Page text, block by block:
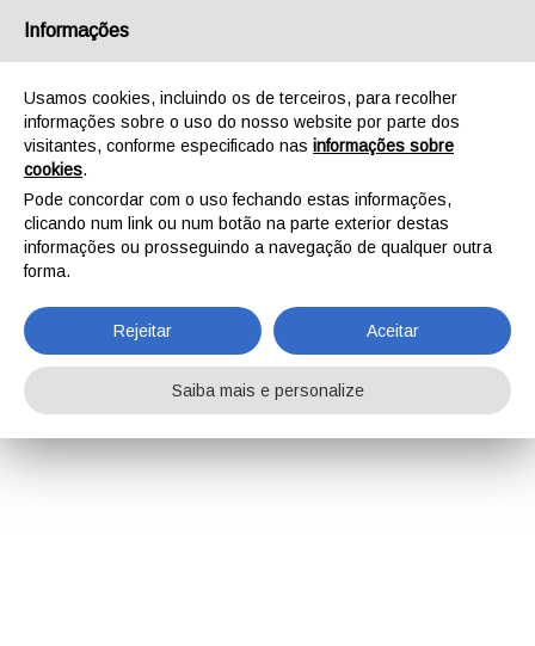
Informações
Usamos cookies, incluindo os de terceiros, para recolher
informações sobre o uso do nosso website por parte dos
visitantes, conforme especificado nas informações sobre
cookies.
Pode concordar com o uso fechando estas informações,
clicando num link ou num botão na parte exterior destas
informações ou prosseguindo a navegação de qualquer outra
forma.
Rejeitar Aceitar
Saiba mais e personalize